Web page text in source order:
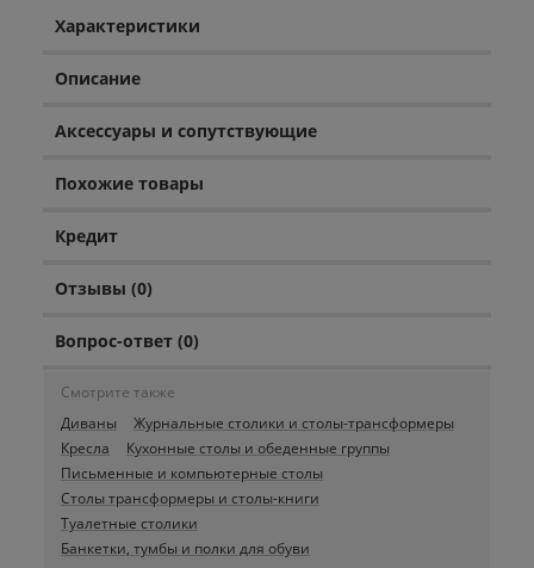
Характеристики
Описание
Аксессуары и сопутствующие
Похожие товары
Кредит
Отзывы (0)
Вопрос-ответ (0)
Смотрите также
Диваны
Журнальные столики и столы-трансформеры
Кресла
Кухонные столы и обеденные группы
Письменные и компьютерные столы
Столы трансформеры и столы-книги
Туалетные столики
Банкетки, тумбы и полки для обуви